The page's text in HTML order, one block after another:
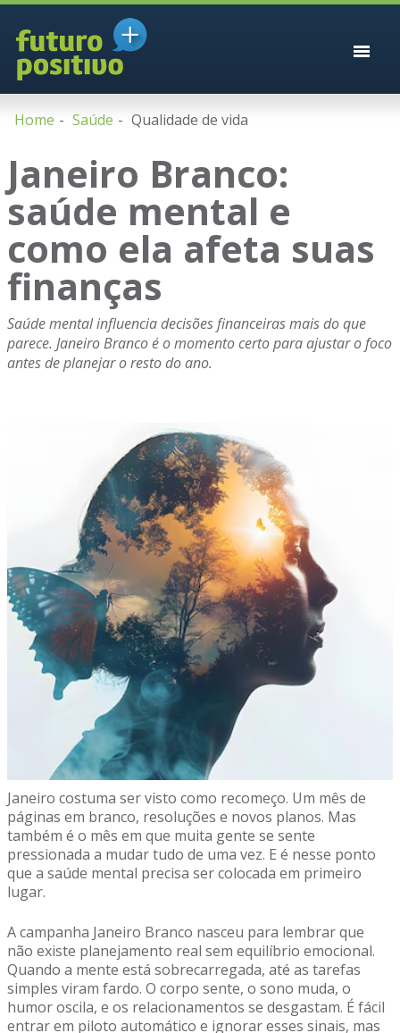
Home Saúde Qualidade de vida
Janeiro Branco:
saúde mental e
como ela afeta suas
finanças
Saúde mental influencia decisões financeiras mais do que
parece. Janeiro Branco é o momento certo para ajustar o foco
antes de planejar o resto do ano.
Janeiro costuma ser visto como recomeço. Um mês de
páginas em branco, resoluções e novos planos. Mas
também é o mês em que muita gente se sente
pressionada a mudar tudo de uma vez. E é nesse ponto
que a saúde mental precisa ser colocada em primeiro
lugar.
A campanha Janeiro Branco nasceu para lembrar que
não existe planejamento real sem equilíbrio emocional.
Quando a mente está sobrecarregada, até as tarefas
simples viram fardo. O corpo sente, o sono muda, o
humor oscila, e os relacionamentos se desgastam. É fácil
entrar em piloto automático e ignorar esses sinais, mas